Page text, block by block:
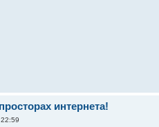
интернета!